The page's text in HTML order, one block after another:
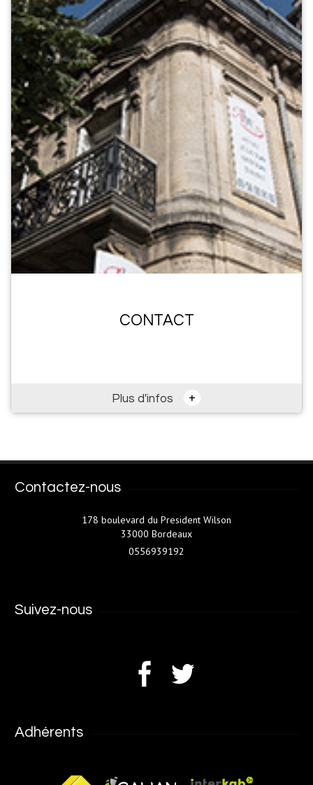
CONTACT
Plus d'infos +
Contactez-nous
178 boulevard du President Wilson
33000 Bordeaux
0556939192
Suivez-nous
Adhérents